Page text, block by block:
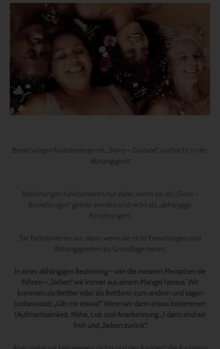
Beziehungen funktionieren im „Seins – Zustand“ und nicht in der
Abhängigkeit
Beziehungen funktionieren nur dann, wenn sie als „Seins –
Beziehungen“ gelebt werden und nicht als „abhängige
Beziehungen“.
Sie funktionieren nur dann, wenn sie nicht Erwartungen und
Abhängigkeiten als Grundlage haben.
In einer abhängigen Beziehung – wie die meisten Menschen sie
führen – „lieben“ wir immer aus einem Mangel heraus. Wir
kommen als Bettler oder als Bettlerin zum andern und sagen
(unbewusst) „Gib mir etwas!“ Wenn wir dann etwas bekommen
(Aufmerksamkeit, Nähe, Lob und Anerkennung…) dann sind wir
froh und „lieben zurück“.